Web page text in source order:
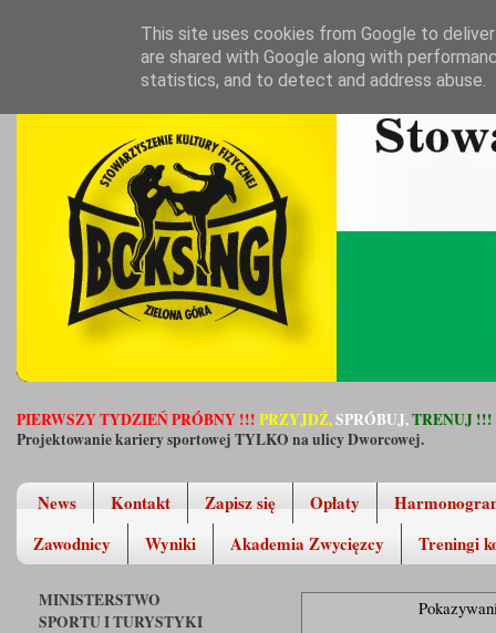
PIERWSZY TYDZIEŃ PRÓBNY !!! PRZYJDŹ,SPRÓBUJ,TRENUJ !!!
Projektowanie kariery sportowej TYLKO na ulicy Dworcowej.
News Kontakt Zapisz się Opłaty
Zawodnicy
Wyniki Akademia Zwycięzcy Treningi
MINISTERSTWO
SPORTU I TURYSTYKI
This site uses cookies from Google to
are shared with Google along with
statistics, and to detect and address abuse.